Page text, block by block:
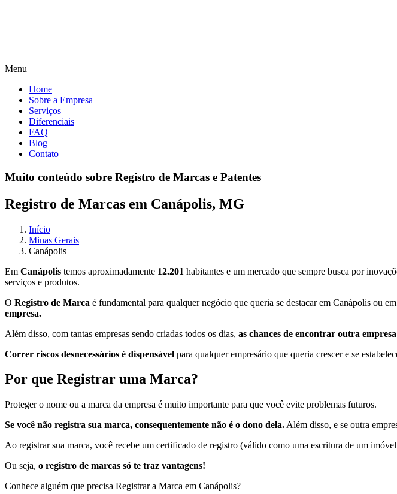
Menu
Home
Sobre a Empresa
Serviços
Diferenciais
FAQ
Blog
Contato
Muito conteúdo sobre Registro de Marcas e Patentes
Registro de Marcas em Canápolis, MG
Início
Minas Gerais
Canápolis
Em Canápolis temos aproximadamente 12.201 habitantes e um mercado que sempre busca por
serviços e produtos.
O Registro de Marca é fundamental para qualquer negócio que queria se destacar em Canápolis ou
empresa.
Além disso, com tantas empresas sendo criadas todos os dias, as chances de encontrar outra
Correr riscos desnecessários é dispensável para qualquer empresário que queria crescer e se
Por que Registrar uma Marca?
Proteger o nome ou a marca da empresa é muito importante para que você evite problemas futuros.
Se você não registra sua marca, consequentemente não é o dono dela. Além disso, e se outra
Ao registrar sua marca, você recebe um certificado de registro (válido como uma escritura de um
Ou seja, o registro de marcas só te traz vantagens!
Conhece alguém que precisa Registrar a Marca em Canápolis?